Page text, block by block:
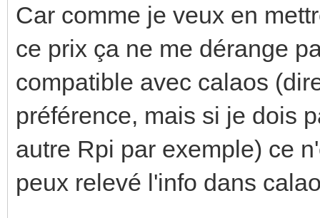
Car comme je veux en
ce prix ça ne me dérange
compatible avec calaos
préférence, mais si je dois
autre Rpi par exemple) ce
peux relevé l'info dans